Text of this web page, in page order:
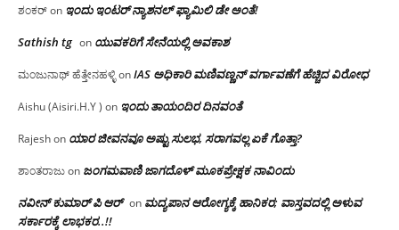
ಶಂಕರ್on ಇಂದು ಇಂಟರ್ ನ್ಯಾಶನಲ್ ಫ್ಯಾಮಿಲಿ ಡೇ ಅಂತೆ!
Sathish tg on ಯುವಕರಿಗೆ ಸೇನೆಯಲ್ಲಿ ಅವಕಾಶ
ಮಂಜುನಾಥ್ ಹೆತ್ತೇನಹಳ್ಳಿonIAS ಅಧಿಕಾರಿ ಮಣಿವಣ್ಣನ್ ವರ್ಗಾವಣೆಗೆ ಹೆಚ್ಚಿದ‌ ವಿರೋಧ
Aishu (Aisiri.H.Y ) on ಇಂದು ತಾಯಂದಿರ ದಿನವಂತೆ
Rajeshon ಯಾರ ಜೀವನವೂ ಅಷ್ಟು ಸುಲಭ, ಸರಾಗವಲ್ಲ ಏಕೆ ಗೊತ್ತಾ?
ಶಾಂತರಾಜುon ಜಂಗಮವಾಣಿ ಜಾಗದೊಳ್ ಮೂಕಪ್ರೇಕ್ಷಕ ನಾವಿಂದು
ನವೀನ್ ಕುಮಾರ್ ಪಿ ಆರ್ on ಮದ್ಯಪಾನ ಆರೋಗ್ಯಕ್ಕೆ ಹಾನಿಕರ; ವಾಸ್ತವದಲ್ಲಿ ಅಳುವ
ಸರ್ಕಾರಕ್ಕೆ ಲಾಭಕರ..!!